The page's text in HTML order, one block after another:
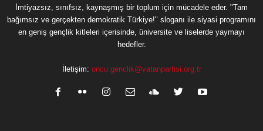
İmtiyazsız, sınıfsız, kaynaşmış bir toplum için mücadele eder. "Tam
bağımsız ve gerçekten demokratik Türkiye!" sloganı ile siyasi programını
en geniş gençlik kitleleri içerisinde, üniversite ve liselerde yaymayı
hedefler.
İletişim: oncu.genclik@vatanpartisi.org.tr